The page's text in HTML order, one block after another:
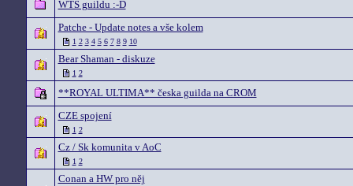
WTS guildu :-D
Patche - Update notes a vše kolem
1 2 3 4 5 6 7 8 9 10
Bear Shaman - diskuze
1 2
**ROYAL ULTIMA** česka guilda na CROM
CZE spojení
1 2
Cz / Sk komunita v AoC
1 2
Conan a HW pro něj